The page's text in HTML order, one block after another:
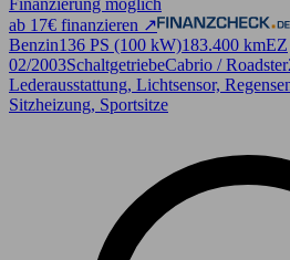
ab 17€ finanzieren ↗
Benzin136 PS (100 kW)183.400 kmEZ
02/2003SchaltgetriebeCabrio / Roadster
Lederausstattung, Lichtsensor,
Sitzheizung, Sportsitze